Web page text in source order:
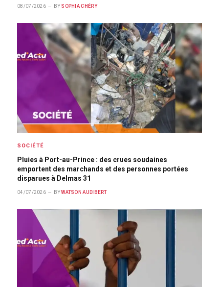
08/07/2026 BY SOPHIA CHÉRY
SOCIÉTÉ
Pluies à Port-au-Prince : des crues soudaines
emportent des marchands et des personnes portées
disparues à Delmas 31
04/07/2026 BY WATSON AUDIBERT